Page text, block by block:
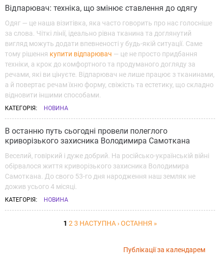
Відпарювач: техніка, що змінює ставлення до одягу
Одяг — це наша візитівка, яка часто говорить про нас голосніше
за слова. Чіткі лінії, ідеально рівна тканина та доглянутий
вигляд можуть додати впевненості у будь-якій ситуації. Саме
тому рішення купити відпарювач — це не просто придбання
техніки, а крок до комфортного та продуманого догляду за
речами, які ви цінуєте. Відпарювач не лише працює з тканинами,
а й повертає речам їхню форму, свіжість та естетику, що складно
відновити іншими способами.
КАТЕГОРІЯ: НОВИНА
В останню путь сьогодні провели полеглого
криворізького захисника Володимира Самоткана
Веселий, говіркий і дуже добрий. На російсько-українській війні
обірвалося життя криворізького захисника Володимира
Самоткана. До свого 53-го дня народження наш земляк не
дожив усього 4 місяці.
КАТЕГОРІЯ: НОВИНА
1 2 3 НАСТУПНА › ОСТАННЯ »
Публікації за календарем